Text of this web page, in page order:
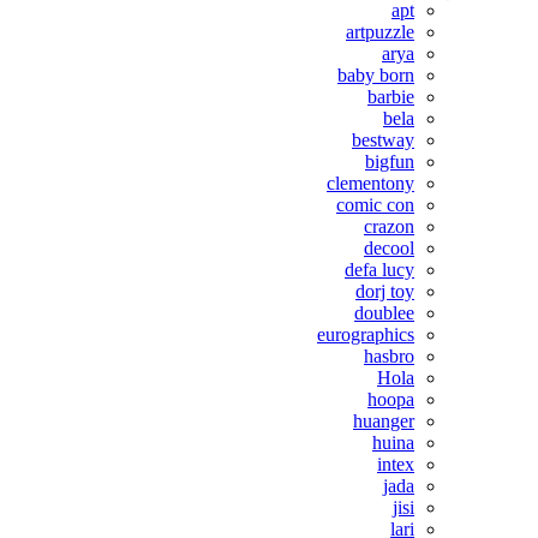
artpuzzle
arya
baby born
barbie
bela
bestway
bigfun
clementony
comic con
crazon
decool
defa lucy
dorj toy
doublee
eurographics
hasbro
Hola
hoopa
huanger
huina
intex
jada